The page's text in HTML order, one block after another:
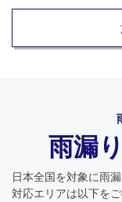
雨漏
日本全国を対象に雨
対応エリアは以下をご